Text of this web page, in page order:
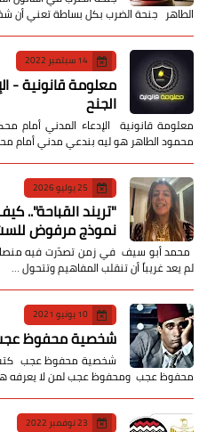
الطاهر جنحة الضرب بكل بساطة تعني أن
14 سبتمبر 2022
معلومة قانونية -
الجنح
معلومة قانونية الإدعاء المدني أمام
محمود الطاهر هو ليه بندعي مدني أمام
25 يوليو 2026
​"تريند القباحة"..
نموذج مرفوض
محمد أبو سيف ​في زمن تصدّرت فيه منصات
لم يعد غريباً أن تنقلب المفاهيم وتتحول …
10 يونيو 2021
شخصية محفوظ
شخصية محفوظ عجب كتب
محفوظ عجب ومحفوظ عجب لمن لا يعرفه هو
23 نوفمبر 2022